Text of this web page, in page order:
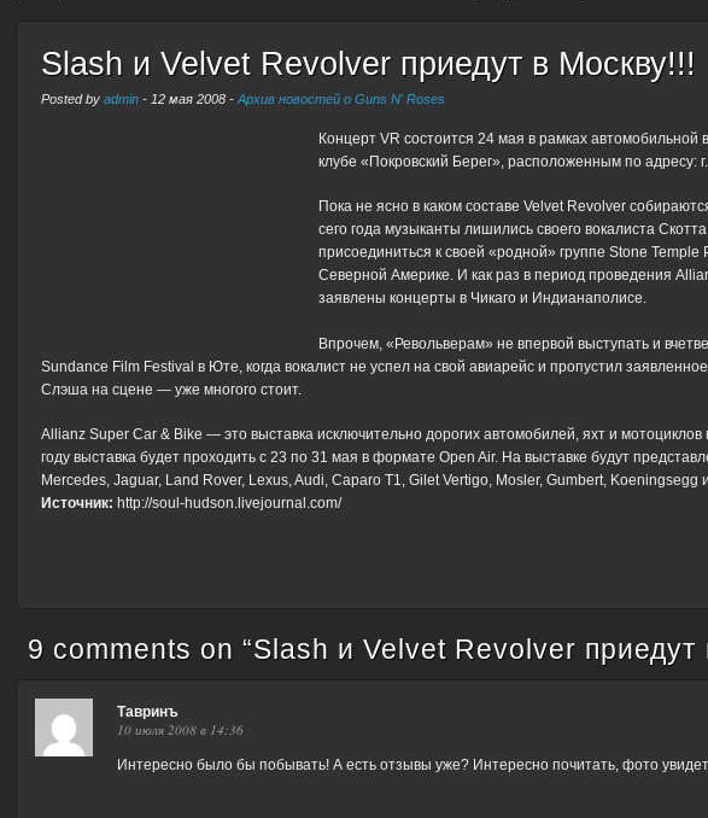
Slash и Velvet Revolver приедут в Москву!!!
Posted byadmin - 12 мая 2008 -Архив новостей о Guns N' Roses
Концерт VR состоится 24 мая в рамках
клубе «Покровский Берег», расположенным по адресу:
Пока не ясно в каком составе Velvet Revolver
сего года музыканты лишились своего вокалиста
присоединиться к своей «родной» группе Stone
Северной Америке. И как раз в период проведения
заявлены концерты в Чикаго и Индианаполисе.
Впрочем, «Револьверам» не впервой выступать и
Sundance Film Festival в Юте, когда вокалист не успел на свой авиарейс и пропустил
Слэша на сцене — уже многого стоит.
Allianz Super Car & Bike — это выставка исключительно дорогих автомобилей, яхт и
году выставка будет проходить с 23 по 31 мая в формате Open Air. На выставке будут
Mercedes, Jaguar, Land Rover, Lexus, Audi, Caparo Т1, Gilet Vertigo, Mosler, Gumbert, Koeningsegg
Источник: http://soul-hudson.livejournal.com/
9 comments on “Slash и Velvet Revolver приедут
Тавринъ
10 июля 2008 в 14:36
Интересно было бы побывать! А есть отзывы уже? Интересно почитать, фото